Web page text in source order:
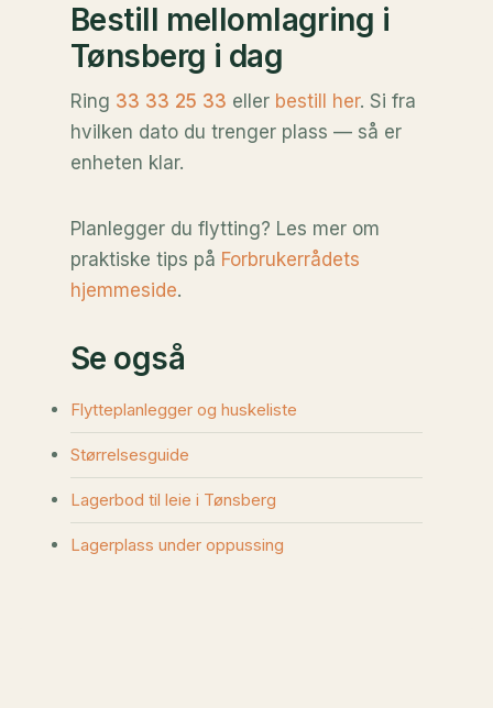
Bestill mellomlagring i
Tønsberg i dag
Ring 33 33 25 33 eller bestill her. Si fra
hvilken dato du trenger plass — så er
enheten klar.
Planlegger du flytting? Les mer om
praktiske tips på Forbrukerrådets
hjemmeside.
Se også
Flytteplanlegger og huskeliste
Størrelsesguide
Lagerbod til leie i Tønsberg
Lagerplass under oppussing